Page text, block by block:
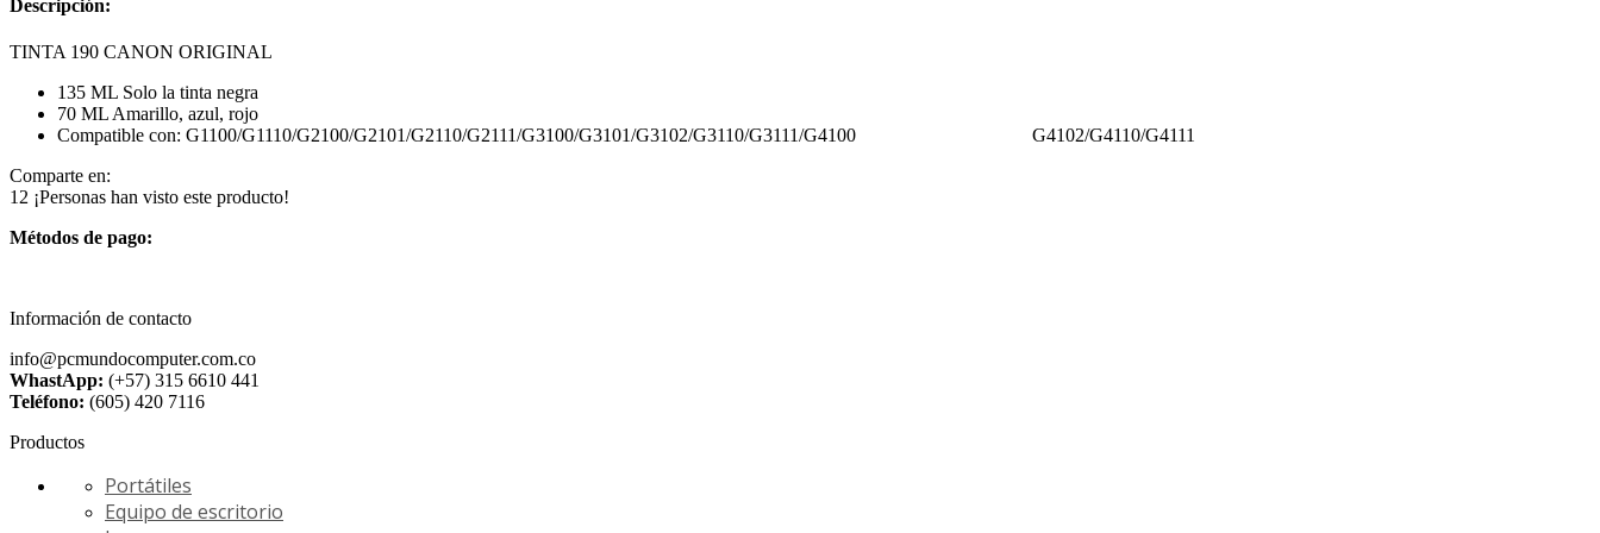
Descripción:
TINTA 190 CANON ORIGINAL
135 ML Solo la tinta negra
70 ML Amarillo, azul, rojo
Compatible con: G1100/G1110/G2100/G2101/G2110/G2111/G3100/G3101/G3102/G3110/G3111/G4100 G4102/G4110/G4111
Comparte en:
12 ¡Personas han visto este producto!
Métodos de pago:
Información de contacto
info@pcmundocomputer.com.co
WhastApp: (+57) 315 6610 441
Teléfono: (605) 420 7116
Productos
Portátiles
Equipo de escritorio